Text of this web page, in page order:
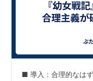
■ 導入：合理的なは